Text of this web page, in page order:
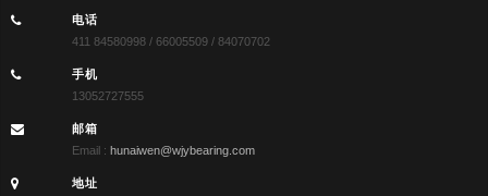
电话
411 84580998 / 66005509 / 84070702
手机
13052727555
邮箱
Email : hunaiwen@wjybearing.com
地址